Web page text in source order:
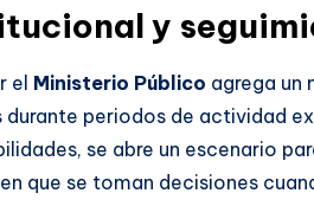
y
el Ministerio Público agrega un
periodos de actividad
se abre un escenario
que se toman decisiones